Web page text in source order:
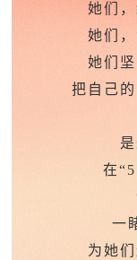
她们
她们
她们
把自己
在
一
为她